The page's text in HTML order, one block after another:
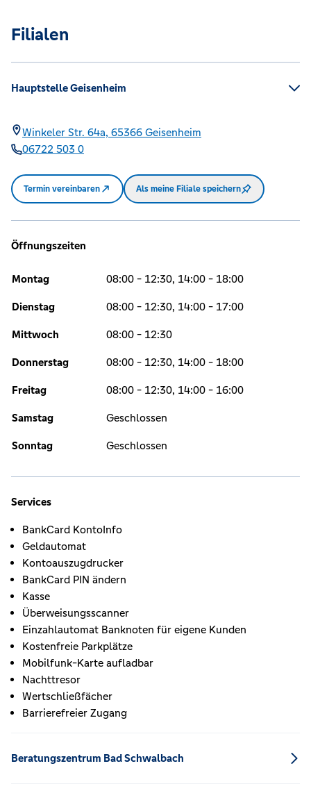
Filialen
Hauptstelle Geisenheim
Winkeler Str. 64a, 65366 Geisenheim
06722 503 0
Termin vereinbaren Als meine Filiale speichern
Öffnungszeiten
Montag 08:00 - 12:30, 14:00 - 18:00
Dienstag 08:00 - 12:30, 14:00 - 17:00
Mittwoch 08:00 - 12:30
Donnerstag 08:00 - 12:30, 14:00 - 18:00
Freitag 08:00 - 12:30, 14:00 - 16:00
Samstag Geschlossen
Sonntag Geschlossen
Services
BankCard KontoInfo
Geldautomat
Kontoauszugdrucker
BankCard PIN ändern
Kasse
Überweisungsscanner
Einzahlautomat Banknoten für eigene Kunden
Kostenfreie Parkplätze
Mobilfunk-Karte aufladbar
Nachttresor
Wertschließfächer
Barrierefreier Zugang
Beratungszentrum Bad Schwalbach